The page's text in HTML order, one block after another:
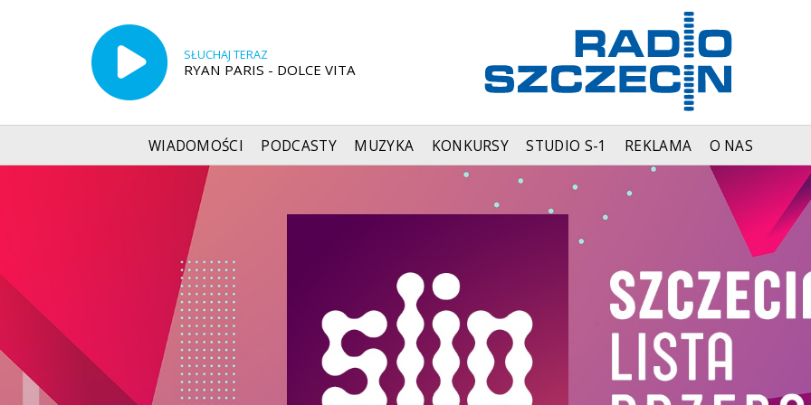
SŁUCHAJ TERAZ
RYAN PARIS - DOLCE VITA
WIADOMOŚCI PODCASTY MUZYKA KONKURSY STUDIO S-1 REKLAMA O NAS